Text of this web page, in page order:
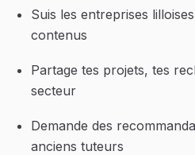
Suis les entreprises
contenus
Partage tes projets, tes
secteur
Demande des
anciens tuteurs